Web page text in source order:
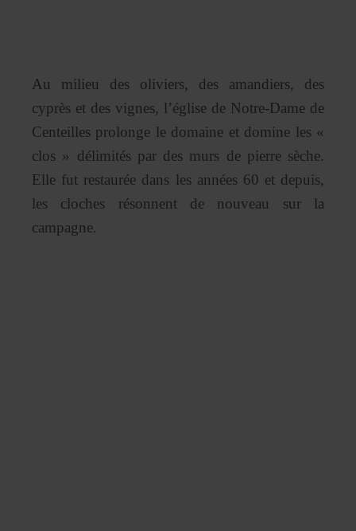
Au milieu des oliviers, des amandiers, des
cyprès et des vignes, l’église de Notre-Dame de
Centeilles prolonge le domaine et domine les «
clos » délimités par des murs de pierre sèche.
Elle fut restaurée dans les années 60 et depuis,
les cloches résonnent de nouveau sur la
campagne.